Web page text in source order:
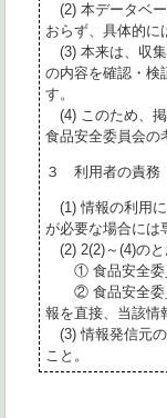
(2) 本データベー
おらず、具体的に
(3) 本来は、収集
の内容を確認・検
す。
(4) このため、掲
食品安全委員会の
３ 利用者の責務
(1) 情報の利用に
が必要な場合には
(2) 2(2)～(4)のと
① 食品安全委員
② 食品安全委員
報を直接、当該情
(3) 情報発信元の
こと。